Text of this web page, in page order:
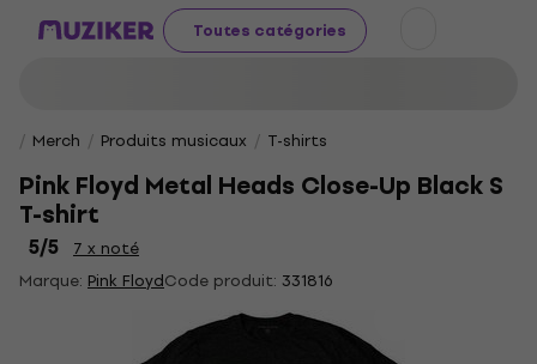
Toutes catégories
Merch Produits musicaux T-shirts
Pink Floyd Metal Heads Close-Up Black S
T-shirt
5/5
7 x noté
Marque: Pink FloydCode produit: 331816